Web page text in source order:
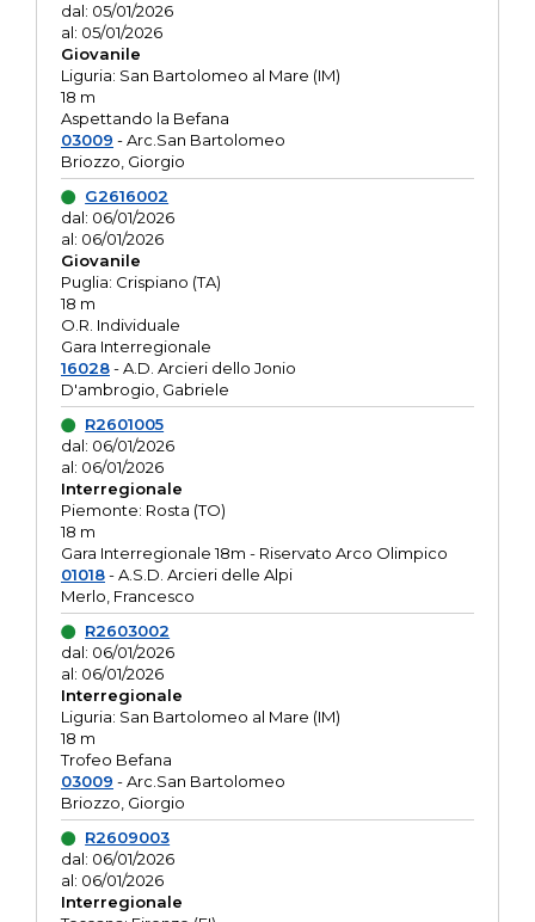
dal: 05/01/2026
al: 05/01/2026
Giovanile
Liguria: San Bartolomeo al Mare (IM)
18 m
Aspettando la Befana
03009 - Arc.San Bartolomeo
Briozzo, Giorgio
G2616002
dal: 06/01/2026
al: 06/01/2026
Giovanile
Puglia: Crispiano (TA)
18 m
O.R. Individuale
Gara Interregionale
16028- A.D. Arcieri dello Jonio
D'ambrogio, Gabriele
R2601005
dal: 06/01/2026
al: 06/01/2026
Interregionale
Piemonte: Rosta (TO)
18 m
Gara Interregionale 18m - Riservato Arco Olimpico
01018- A.S.D. Arcieri delle Alpi
Merlo, Francesco
R2603002
dal: 06/01/2026
al: 06/01/2026
Interregionale
Liguria: San Bartolomeo al Mare (IM)
18 m
Trofeo Befana
03009 - Arc.San Bartolomeo
Briozzo, Giorgio
R2609003
dal: 06/01/2026
al: 06/01/2026
Interregionale